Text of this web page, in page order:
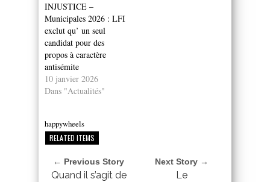
INJUSTICE –
Municipales 2026 : LFI
exclut qu’ un seul
candidat pour des
propos à caractère
antisémite
10 janvier 2026
Dans "Actualités"
happywheels
RELATED ITEMS
← Previous Story
Quand il s’agit de
Next Story →
Le